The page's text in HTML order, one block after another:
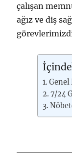
çalışan
ağız ve diş
Genel
7/24